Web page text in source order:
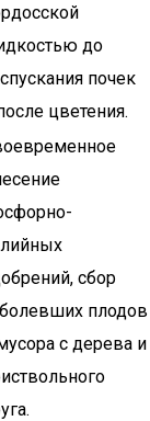
до
почек
цветения.
сбор
плодов
с дерева и